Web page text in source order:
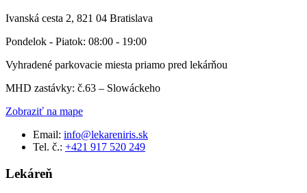
Ivanská cesta 2, 821 04 Bratislava
Pondelok - Piatok: 08:00 - 19:00
Vyhradené parkovacie miesta priamo pred lekárňou
MHD zastávky: č.63 – Slowáckeho
Zobraziť na mape
Email: info@lekareniris.sk
Tel. č.: +421 917 520 249
Lekáreň